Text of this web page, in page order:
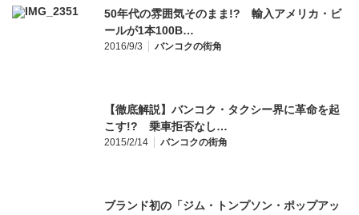
50年代の雰囲気そのまま!? 輸入アメリカ・ビ
ールが1本100B…
2016/9/3 バンコクの街角
【徹底解説】バンコク・タクシー界に革命を起
こす!? 乗車拒否なし…
2015/2/14 バンコクの街角
ブランド初の「ジム・トンプソン・ポップアッ